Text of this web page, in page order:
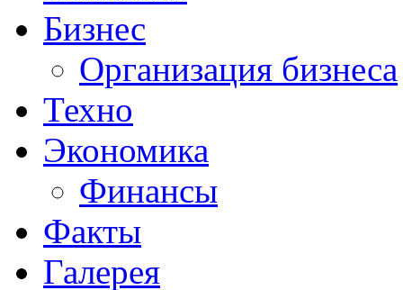
Бизнес
Организация бизнеса
Техно
Экономика
Финансы
Факты
Галерея